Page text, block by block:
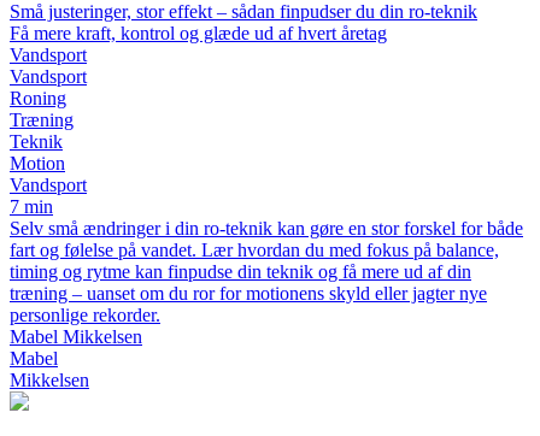
Små justeringer, stor effekt – sådan finpudser du din ro-teknik
Få mere kraft, kontrol og glæde ud af hvert åretag
Vandsport
Vandsport
Roning
Træning
Teknik
Motion
Vandsport
7 min
Selv små ændringer i din ro-teknik kan gøre en stor forskel for både
fart og følelse på vandet. Lær hvordan du med fokus på balance,
timing og rytme kan finpudse din teknik og få mere ud af din
træning – uanset om du ror for motionens skyld eller jagter nye
personlige rekorder.
Mabel Mikkelsen
Mabel
Mikkelsen